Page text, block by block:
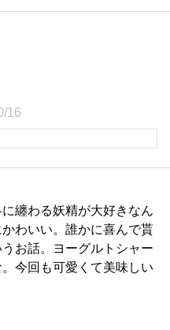
16
纏わる妖精が大好きなん
わいい。誰かに喜んで貰
お話。ヨーグルトシャー
今回も可愛くて美味しい